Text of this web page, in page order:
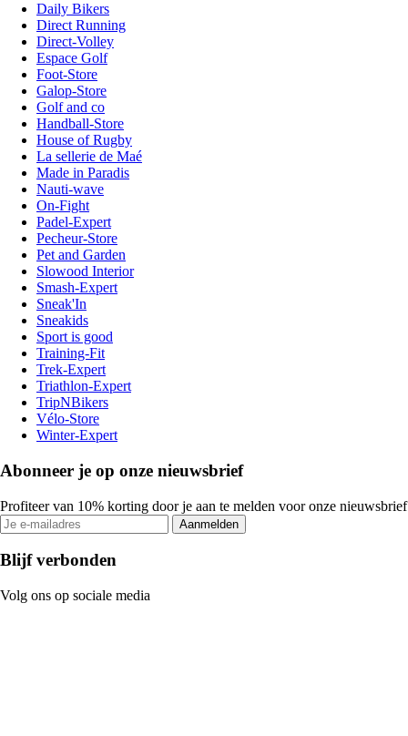
Daily Bikers
Direct Running
Direct-Volley
Espace Golf
Foot-Store
Galop-Store
Golf and co
Handball-Store
House of Rugby
La sellerie de Maé
Made in Paradis
Nauti-wave
On-Fight
Padel-Expert
Pecheur-Store
Pet and Garden
Slowood Interior
Smash-Expert
Sneak'In
Sneakids
Sport is good
Training-Fit
Trek-Expert
Triathlon-Expert
TripNBikers
Vélo-Store
Winter-Expert
Abonneer je op onze nieuwsbrief
Profiteer van 10% korting door je aan te melden voor onze nieuwsbrief
Aanmelden
Blijf verbonden
Volg ons op sociale media